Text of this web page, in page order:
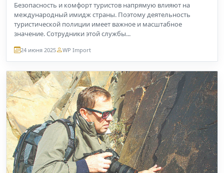
Безопасность и комфорт туристов напрямую влияют на
международный имидж страны. Поэтому деятельность
туристической полиции имеет важное и масштабное
значение. Сотрудники этой службы...
24 июня 2025 WP Import